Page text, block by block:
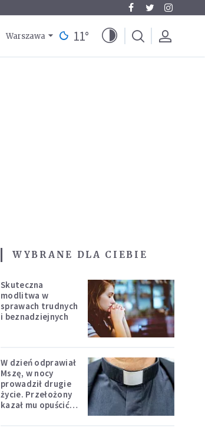
Warszawa 11°
WYBRANE DLA CIEBIE
Skuteczna
modlitwa w
sprawach trudnych
i beznadziejnych
W dzień odprawiał
Mszę, w nocy
prowadził drugie
życie. Przełożony
kazał mu opuścić